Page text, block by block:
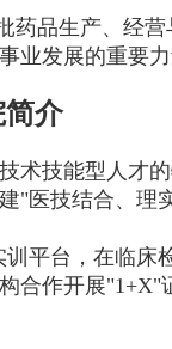
品生产、经
业发展的重要力
介
术技能型人才
"医技结合、理
平台，在临床
合作开展"1+X"